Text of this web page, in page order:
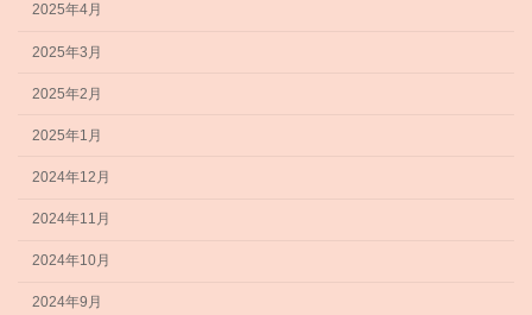
2025年4月
2025年3月
2025年2月
2025年1月
2024年12月
2024年11月
2024年10月
2024年9月